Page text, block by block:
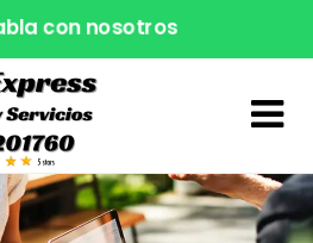
🚤 Atención VIP
con nosotros